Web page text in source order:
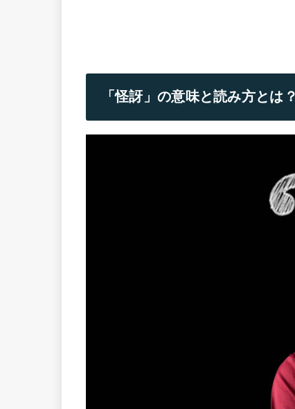
「怪訝」の意味と読み方とは？